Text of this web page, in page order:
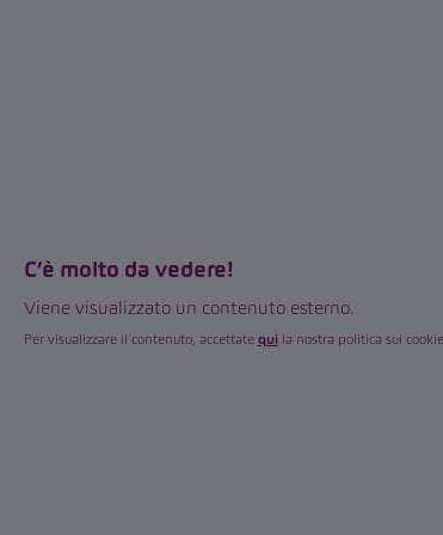
C’è molto da vedere!
Viene visualizzato un contenuto esterno.
Per visualizzare il contenuto, accettate quila nostra politica sui